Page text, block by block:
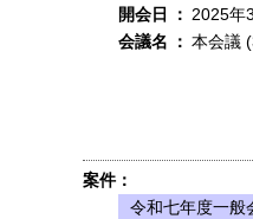
開会日 ： 2025年
会議名
： 本会議
案件：
令和七年度一般